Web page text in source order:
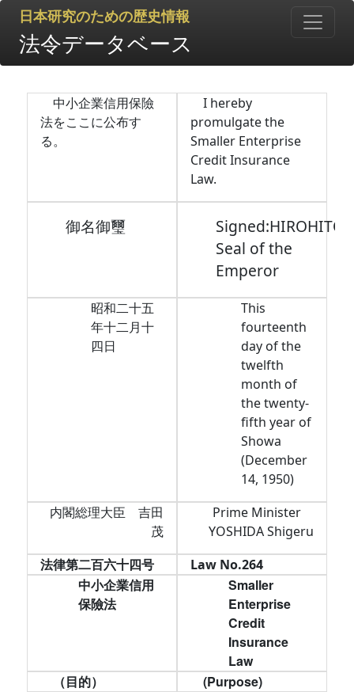
日本研究のための歴史情報
法令データベース
中小企業信用保險
法をここに公布す
る。
I hereby
promulgate the
Smaller Enterprise
Credit Insurance
Law.
御名御璽
Signed:HIROHITO,
Seal of the
Emperor
昭和二十五
年十二月十
四日
This
fourteenth
day of the
twelfth
month of
the twenty-
fifth year of
Showa
(December
14, 1950)
内閣総理大臣 吉田
茂
Prime Minister
YOSHIDA Shigeru
法律第二百六十四号
Law No.264
中小企業信用
保險法
Smaller
Enterprise
Credit
Insurance
Law
（目的）
(Purpose)